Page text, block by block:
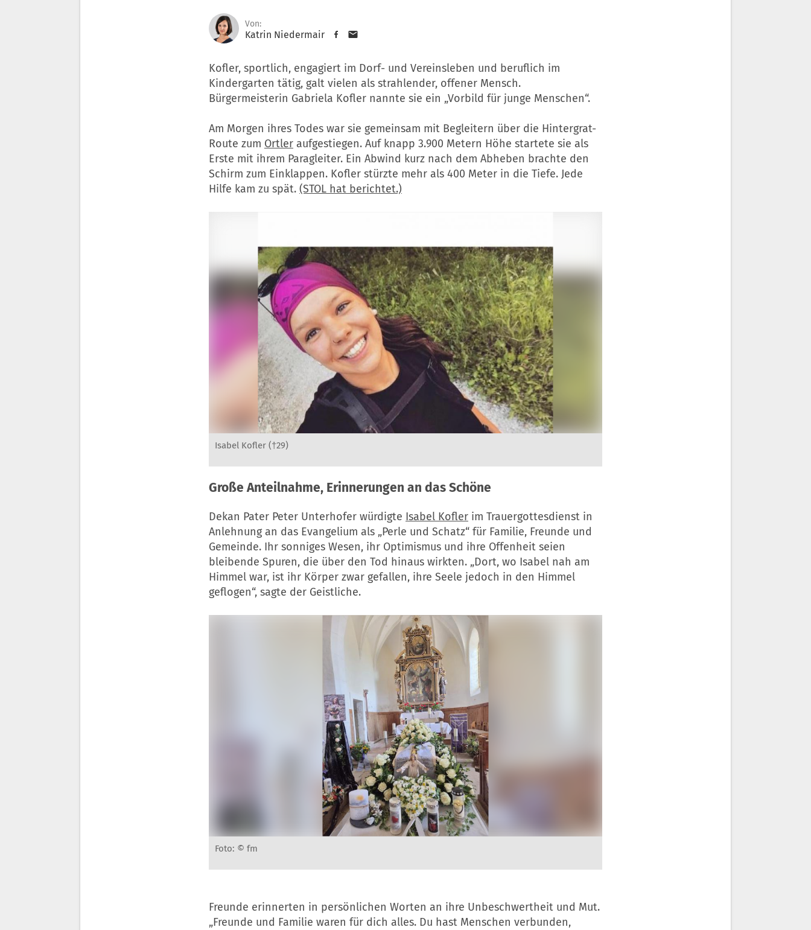
Von:
Katrin Niedermair
Kofler, sportlich, engagiert im Dorf- und Vereinsleben und beruflich im
Kindergarten tätig, galt vielen als strahlender, offener Mensch.
Bürgermeisterin Gabriela Kofler nannte sie ein „Vorbild für junge Menschen“.
Am Morgen ihres Todes war sie gemeinsam mit Begleitern über die Hintergrat-
Route zum Ortler aufgestiegen. Auf knapp 3.900 Metern Höhe startete sie als
Erste mit ihrem Paragleiter. Ein Abwind kurz nach dem Abheben brachte den
Schirm zum Einklappen. Kofler stürzte mehr als 400 Meter in die Tiefe. Jede
Hilfe kam zu spät. (STOL hat berichtet.)
Isabel Kofler (†29)
Große Anteilnahme, Erinnerungen an das Schöne
Dekan Pater Peter Unterhofer würdigte Isabel Kofler im Trauergottesdienst in
Anlehnung an das Evangelium als „Perle und Schatz“ für Familie, Freunde und
Gemeinde. Ihr sonniges Wesen, ihr Optimismus und ihre Offenheit seien
bleibende Spuren, die über den Tod hinaus wirkten. „Dort, wo Isabel nah am
Himmel war, ist ihr Körper zwar gefallen, ihre Seele jedoch in den Himmel
geflogen“, sagte der Geistliche.
Foto: © fm
Freunde erinnerten in persönlichen Worten an ihre Unbeschwertheit und Mut.
„Freunde und Familie waren für dich alles. Du hast Menschen verbunden,